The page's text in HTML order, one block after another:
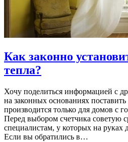
Как законно
тепла?
Хочу поделиться информацией с
на законных основаниях поставить
производится только для домов с
Перед выбором счетчика советую
специалистам, у которых на
Если вы обратились в…